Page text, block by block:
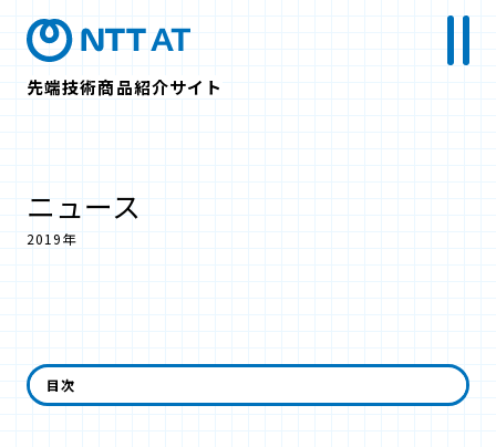
先端技術商品紹介サイト
ニュース
2019年
12月
目次